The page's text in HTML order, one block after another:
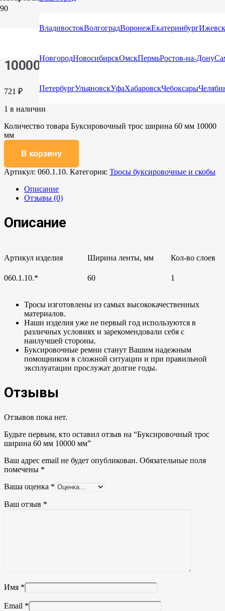
ВладивостокВолгоградВоронежЕкатеринбургИжевск
НовгородНовосибирскОмскПермьРостов-на-Дону
ПетербургУльяновскУфаХабаровскЧебоксары
/ Буксировочный трос ширина 60 мм 10000 мм
10000 мм
721 ₽
1 в наличии
Количество товара Буксировочный трос ширина 60 мм 10000
мм
В корзину
Артикул: 060.1.10. Категория: Тросы буксировочные и скобы
Описание
Отзывы (0)
Описание
Артикул изделия Ширина ленты, мм Кол-во слоев
060.1.10.* 60 1
Тросы изготовлены из самых высококачественных
материалов.
Наши изделия уже не первый год используются в
различных условиях и зарекомендовали себя с
наилучшей стороны.
Буксировочные ремни станут Вашим надежным
помощником в сложной ситуации и при правильной
эксплуатации прослужат долгие годы.
Отзывы
Отзывов пока нет.
Будьте первым, кто оставил отзыв на “Буксировочный трос
ширина 60 мм 10000 мм”
Ваш адрес email не будет опубликован. Обязательные поля
помечены *
Ваша оценка *
Ваш отзыв *
Имя *
Email *